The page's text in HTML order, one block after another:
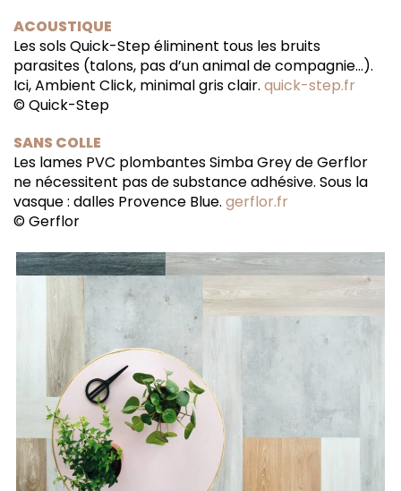
ACOUSTIQUE
Les sols Quick-Step éliminent tous les bruits
parasites (talons, pas d’un animal de compagnie…).
Ici, Ambient Click, minimal gris clair. quick-step.fr
© Quick-Step
SANS COLLE
Les lames PVC plombantes Simba Grey de Gerflor
ne nécessitent pas de substance adhésive. Sous la
vasque : dalles Provence Blue. gerflor.fr
© Gerflor